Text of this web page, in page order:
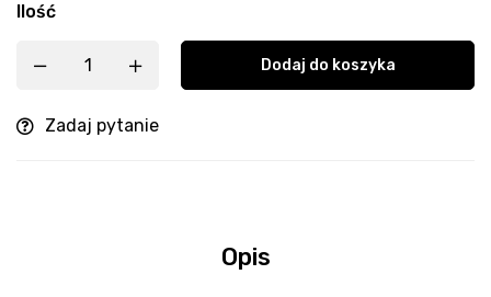
Ilość
Dodaj do koszyka
Zadaj pytanie
Opis